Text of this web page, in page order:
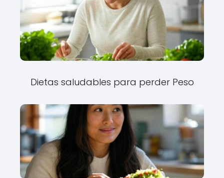
Dietas saludables para perder Peso